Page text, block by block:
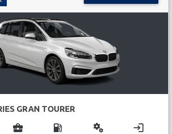
GRAN TOURER
business_center local_gas_station miscellaneous_services login